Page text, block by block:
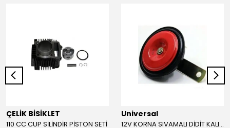
ÇELİK BİSİKLET
110 CC CUP SİLİNDİR PİSTON SETİ
Universal
12V KORNA SIVAMALI DİDİT KALIN SESLİ (KIRMIZI)